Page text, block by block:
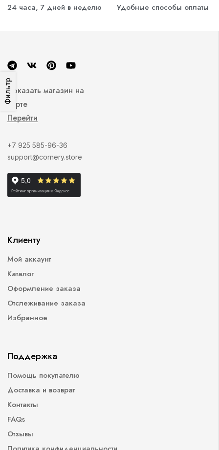
Фильтр
24 часа, 7 дней в неделю Удобные способы оплаты
Показать магазин на
карте
Перейти
+7 925 585-96-36
support@cornery.store
Клиенту
Мой аккаунт
Каталог
Оформление заказа
Отслеживание заказа
Избранное
Поддержка
Помощь покупателю
Доставка и возврат
Контакты
FAQs
Отзывы